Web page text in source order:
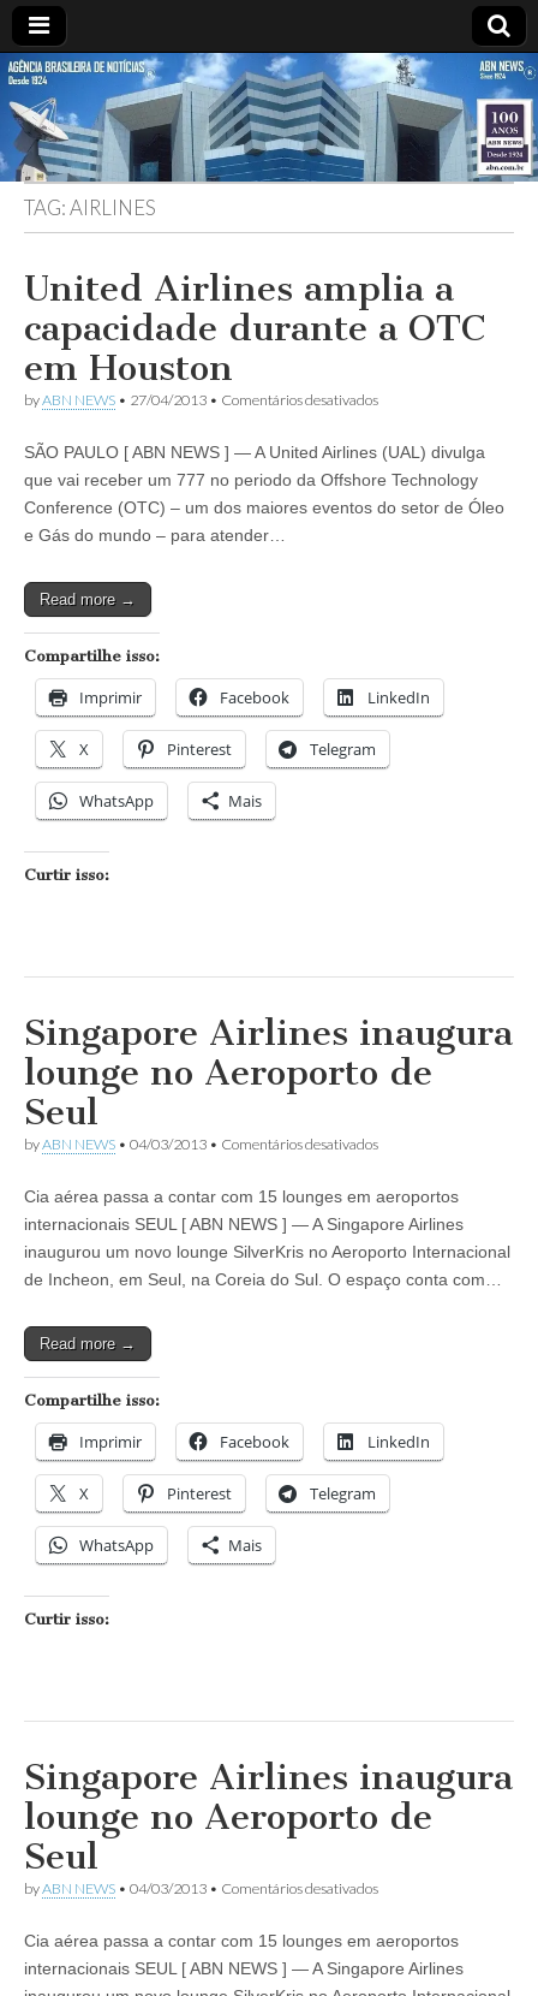
ABN
AGÊNCIA
BRASILEIRA
DE
NOTÍCIAS
DESDE
1924
TAG:AIRLINES
United Airlines amplia a
capacidade durante a OTC
em Houston
byABN NEWS • 27/04/2013 • Comentários desativadosem
amplia
a
durante
SÃO PAULO [ ABN NEWS ] — A United Airlines (UAL) divulga
que vai receber um 777 no periodo da Offshore Technology
Conference (OTC) – um dos maiores eventos do setor de Óleo
e Gás do mundo – para atender…
Read more →
Compartilhe isso:
Imprimir Facebook LinkedIn
X Pinterest Telegram
WhatsApp Mais
Curtir isso:
Singapore Airlines inaugura
lounge no Aeroporto de
Seul
byABN NEWS • 04/03/2013 • Comentários desativadosem
inaugura
lounge
Aeroporto
de
Cia aérea passa a contar com 15 lounges em aeroportos
internacionais SEUL [ ABN NEWS ] — A Singapore Airlines
inaugurou um novo lounge SilverKris no Aeroporto Internacional
de Incheon, em Seul, na Coreia do Sul. O espaço conta com…
Read more →
Compartilhe isso:
Imprimir Facebook LinkedIn
X Pinterest Telegram
WhatsApp Mais
Curtir isso:
Singapore Airlines inaugura
lounge no Aeroporto de
Seul
byABN NEWS • 04/03/2013 • Comentários desativadosem
inaugura
lounge
Cia aérea passa a contar com 15 lounges em aeroportos
internacionais SEUL [ ABN NEWS ] — A Singapore Airlines